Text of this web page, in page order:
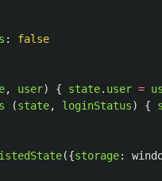
:
false
, user) { state. user =
(state, loginStatus) {
({storage: